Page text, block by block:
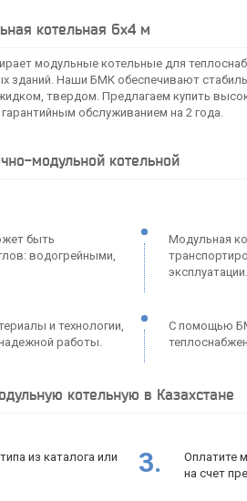
котельная 6x4 м
модульные котельные для
Наши БМК обеспечивают
твердом. Предлагаем купить
обслуживанием на 2 года.
модульной котельной
быть
водогрейными,
Модульная
эксплуатации.
и технологии,
работы.
С помощью
котельную в Казахстане
из каталога или
3.
Оплатите
на счет